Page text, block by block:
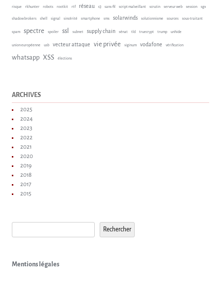
risque rkhunter robots rootkit rtf réseau s3 sans-fil script malveillant scrutin serveur web session sgx
shadow brokers shell signal sincérité smartphone sms solarwinds solutionnisme sources sous-traitant
spam spectre spoiler ssl subnet supply chain sénat tld truecrypt trump unhide
union européenne usb vecteur attaque vie privée viginum vodafone vérification
whatsapp XSS élections
ARCHIVES
2025
2024
2023
2022
2021
2020
2019
2018
2017
2015
Rechercher
Mentions légales